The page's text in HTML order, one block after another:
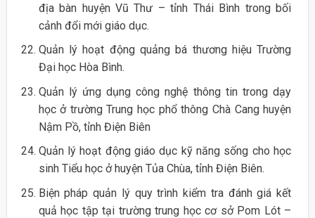
địa bàn huyện Vũ Thư – tỉnh Thái Bình trong bối
cảnh đổi mới giáo dục.
Quản lý hoạt động quảng bá thương hiệu Trường
Đại học Hòa Bình.
Quản lý ứng dụng công nghệ thông tin trong dạy
học ở trường Trung học phổ thông Chà Cang huyện
Nậm Pồ, tỉnh Điện Biên
Quản lý hoạt động giáo dục kỹ năng sống cho học
sinh Tiểu học ở huyện Tủa Chùa, tỉnh Điện Biên.
Biện pháp quản lý quy trình kiểm tra đánh giá kết
quả học tập tại trường trung học cơ sở Pom Lót –